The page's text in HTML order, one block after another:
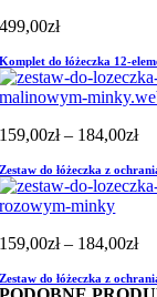
499,00zł
Komplet do łóżeczka 12-
159,00zł – 184,00zł
od
Zestaw do łóżeczka z
159,00zł – 184,00zł
od
Zestaw do łóżeczka z